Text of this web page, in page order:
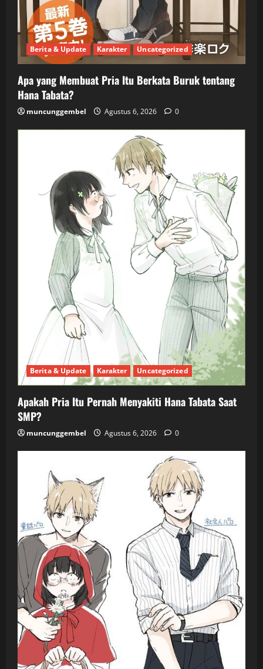
Berita & Update Karakter Uncategorized
Apa yang Membuat Pria Itu Berkata Buruk tentang
Hana Tabata?
muncunggembel Agustus 6, 2026 0
Berita & Update Karakter Uncategorized
Apakah Pria Itu Pernah Menyakiti Hana Tabata Saat
SMP?
muncunggembel Agustus 6, 2026 0